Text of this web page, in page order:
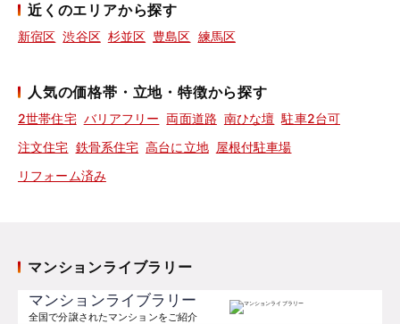
近くのエリアから探す
新宿区 渋谷区 杉並区 豊島区 練馬区
人気の価格帯・立地・特徴から探す
2世帯住宅 バリアフリー 両面道路 南ひな壇 駐車2台可
注文住宅 鉄骨系住宅 高台に立地 屋根付駐車場
リフォーム済み
マンションライブラリー
マンションライブラリー
全国で分譲されたマンションをご紹介